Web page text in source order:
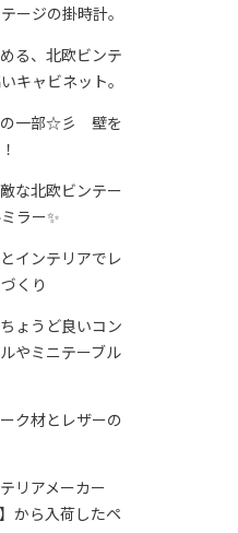
ージの掛時計。
る、北欧ビンテ
キャビネット。
の一部☆彡 壁を
な北欧ビンテー
ラー✨
インテリアでレ
くり
ょうど良いコン
やミニテーブル
ク材とレザーの
リアメーカー
】から入荷したペ